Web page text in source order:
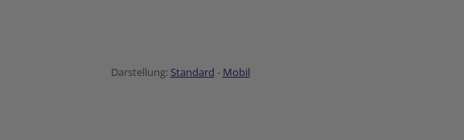
Darstellung: Standard - Mobil